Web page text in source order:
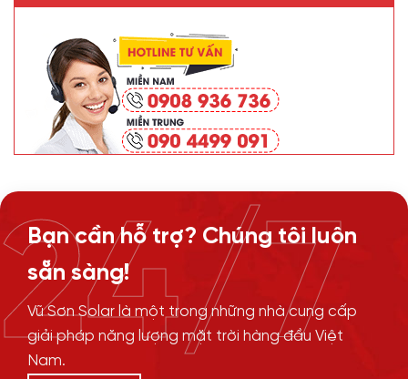
Bạn cần hỗ trợ? Chúng tôi luôn
sẵn sàng!
Vũ Sơn Solar là một trong những nhà cung cấp
giải pháp năng lượng mặt trời hàng đầu Việt
Nam.
24/7